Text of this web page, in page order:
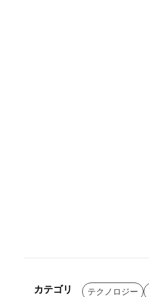
カテゴリ テクノロジー